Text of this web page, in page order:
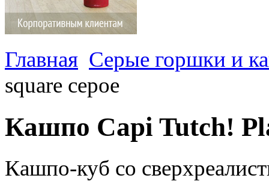
Главная Серые горшки и
square серое
Кашпо Capi Tutch!
Кашпо-куб со